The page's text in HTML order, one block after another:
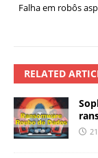
Falha em robôs
RELATED